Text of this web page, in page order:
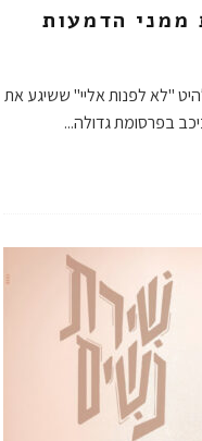
ממני הדמעות
"לא לפנות אליי" ששיגע את
בפרסומת גדולה...